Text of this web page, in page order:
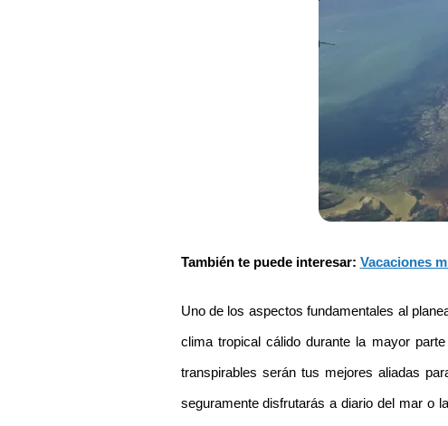
También te puede interesar: Vacaciones
Uno de los aspectos fundamentales al
clima tropical cálido durante la mayor
transpirables serán tus mejores aliadas
seguramente disfrutarás a diario del mar o